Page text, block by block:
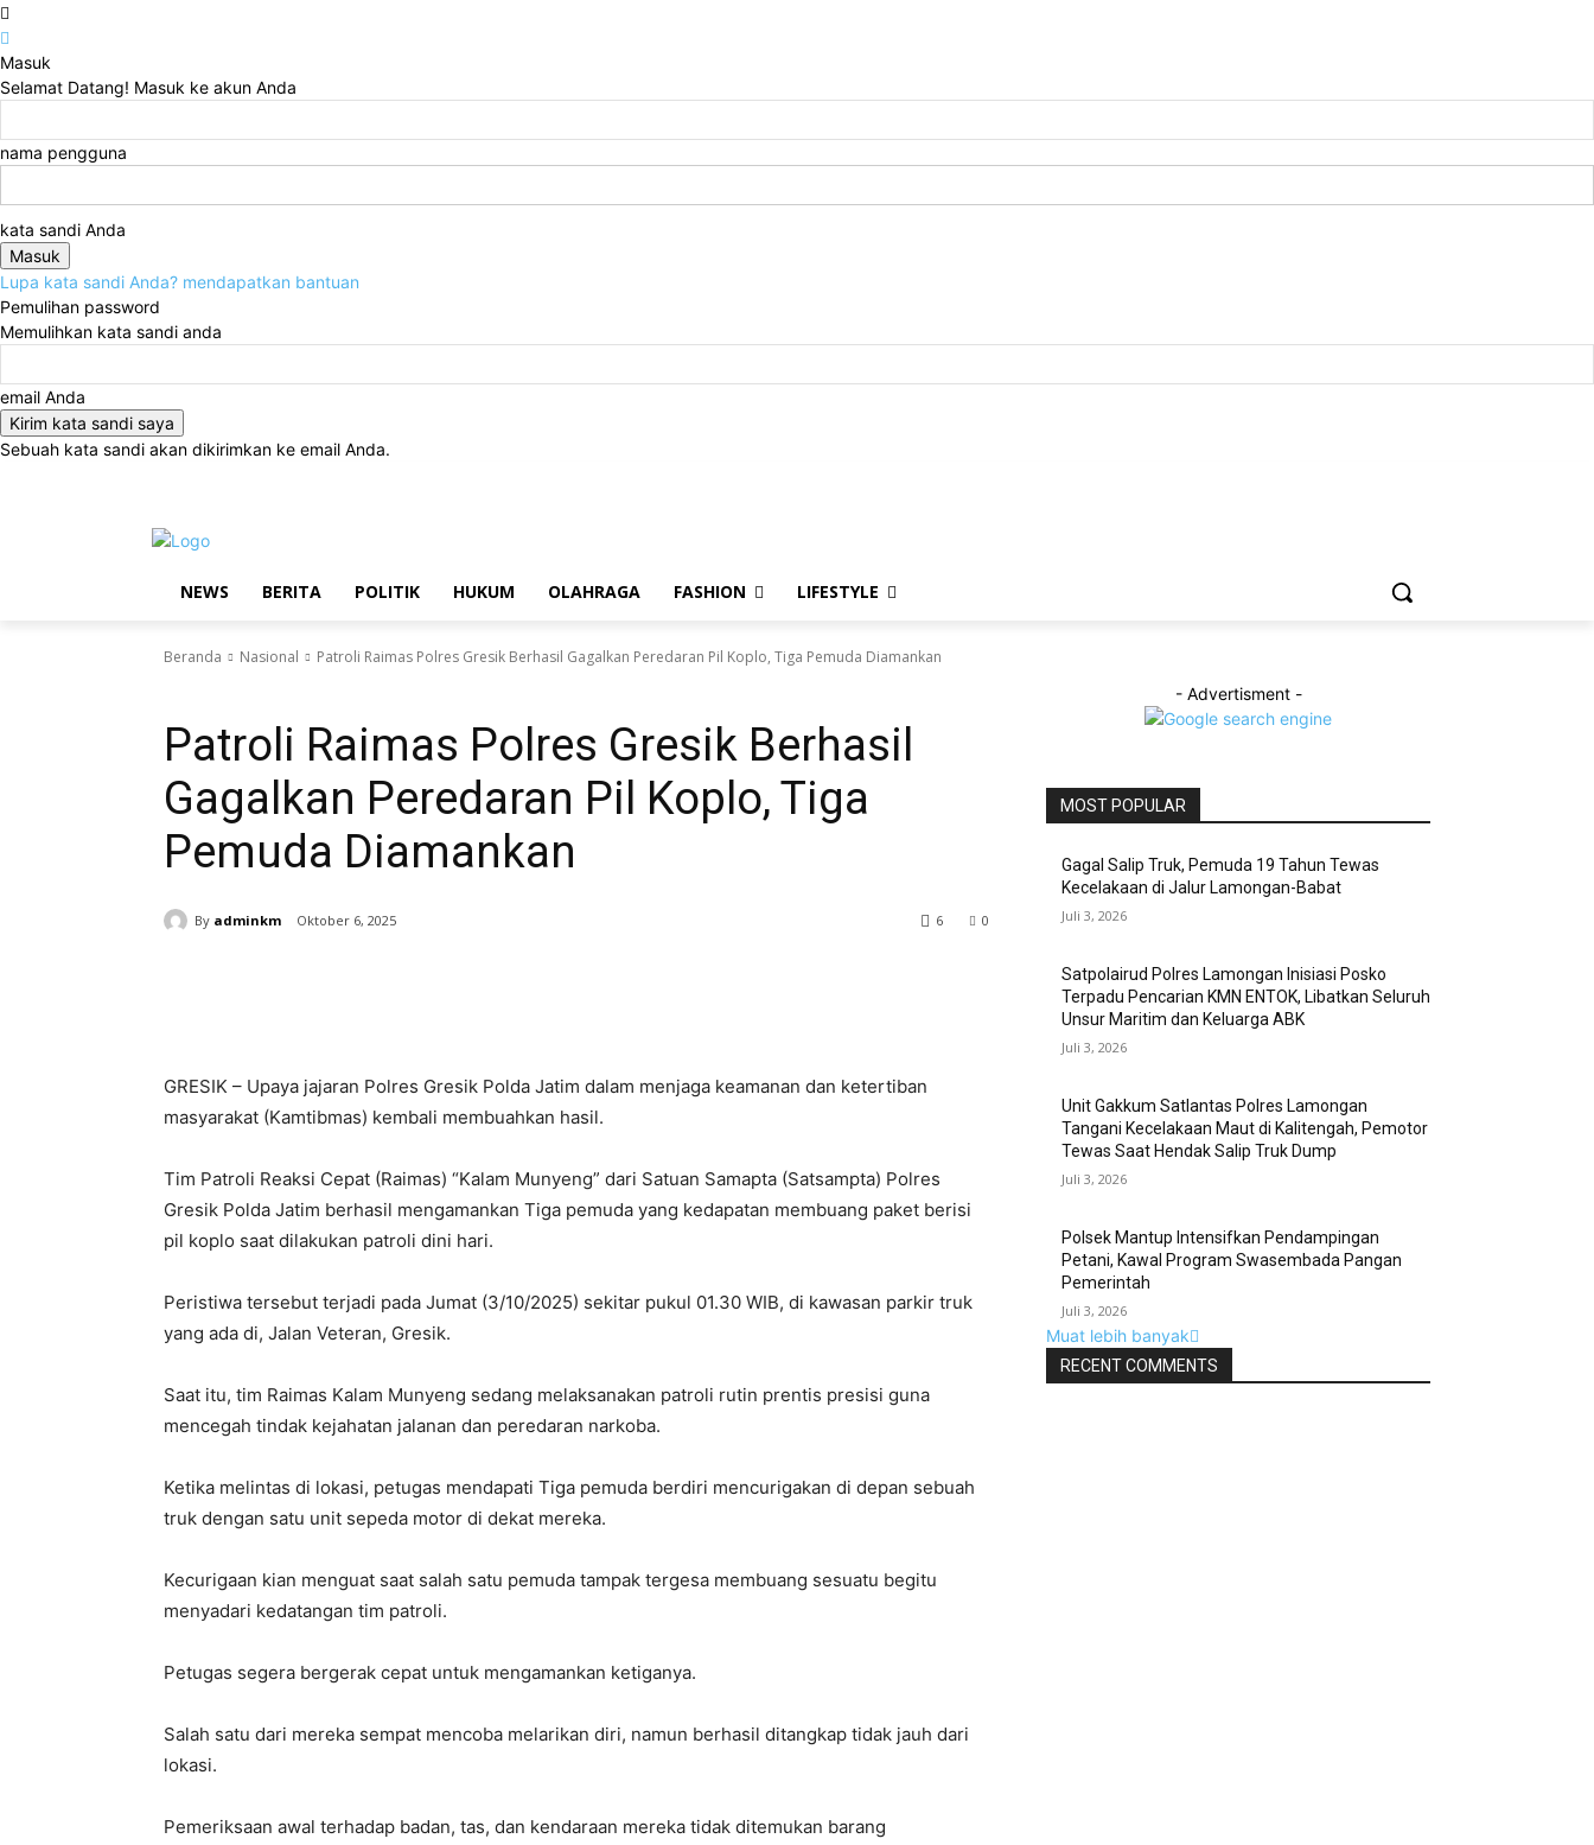
Masuk
Selamat Datang! Masuk ke akun Anda
nama pengguna
kata sandi Anda
Lupa kata sandi Anda? mendapatkan bantuan
Pemulihan password
Memulihkan kata sandi anda
email Anda
Sebuah kata sandi akan dikirimkan ke email Anda.
NEWS BERITA POLITIK HUKUM OLAHRAGA FASHION LIFESTYLE
Beranda Nasional Patroli Raimas Polres Gresik Berhasil Gagalkan Peredaran Pil Koplo, Tiga Pemuda Diamankan
Patroli Raimas Polres Gresik Berhasil
Gagalkan Peredaran Pil Koplo, Tiga
Pemuda Diamankan
By adminkm Oktober 6, 2025 0
6
GRESIK – Upaya jajaran Polres Gresik Polda Jatim dalam menjaga keamanan dan ketertiban
masyarakat (Kamtibmas) kembali membuahkan hasil.
Tim Patroli Reaksi Cepat (Raimas) “Kalam Munyeng” dari Satuan Samapta (Satsampta) Polres
Gresik Polda Jatim berhasil mengamankan Tiga pemuda yang kedapatan membuang paket berisi
pil koplo saat dilakukan patroli dini hari.
Peristiwa tersebut terjadi pada Jumat (3/10/2025) sekitar pukul 01.30 WIB, di kawasan parkir truk
yang ada di, Jalan Veteran, Gresik.
Saat itu, tim Raimas Kalam Munyeng sedang melaksanakan patroli rutin prentis presisi guna
mencegah tindak kejahatan jalanan dan peredaran narkoba.
Ketika melintas di lokasi, petugas mendapati Tiga pemuda berdiri mencurigakan di depan sebuah
truk dengan satu unit sepeda motor di dekat mereka.
Kecurigaan kian menguat saat salah satu pemuda tampak tergesa membuang sesuatu begitu
menyadari kedatangan tim patroli.
Petugas segera bergerak cepat untuk mengamankan ketiganya.
Salah satu dari mereka sempat mencoba melarikan diri, namun berhasil ditangkap tidak jauh dari
lokasi.
Pemeriksaan awal terhadap badan, tas, dan kendaraan mereka tidak ditemukan barang
- Advertisment -
MOST POPULAR
Gagal Salip Truk, Pemuda 19 Tahun Tewas
Kecelakaan di Jalur Lamongan-Babat
Juli 3, 2026
Satpolairud Polres Lamongan Inisiasi Posko
Terpadu Pencarian KMN ENTOK, Libatkan Seluruh
Unsur Maritim dan Keluarga ABK
Juli 3, 2026
Unit Gakkum Satlantas Polres Lamongan
Tangani Kecelakaan Maut di Kalitengah, Pemotor
Tewas Saat Hendak Salip Truk Dump
Juli 3, 2026
Polsek Mantup Intensifkan Pendampingan
Petani, Kawal Program Swasembada Pangan
Pemerintah
Juli 3, 2026
Muat lebih banyak
RECENT COMMENTS